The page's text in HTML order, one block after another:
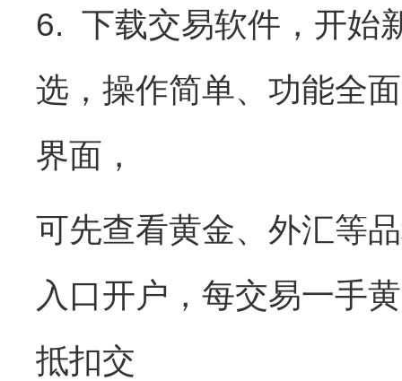
6. 下载交易软件，开始
选，操作简单、功能全
界面，
可先查看黄金、外汇等
入口开户，每交易一手
抵扣交